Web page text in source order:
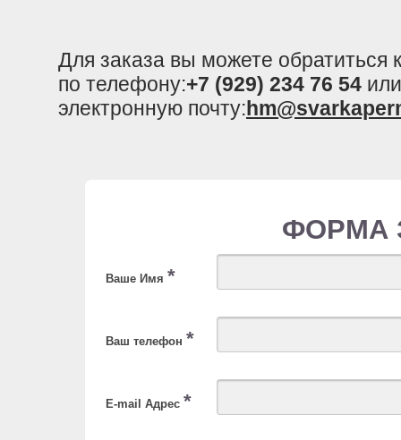
Для заказа вы можете
по телефону:+7 (929) 234 76 54
электронную почту:
ФОРМА
Ваше Имя *
Ваш телефон *
E-mail Адрес *